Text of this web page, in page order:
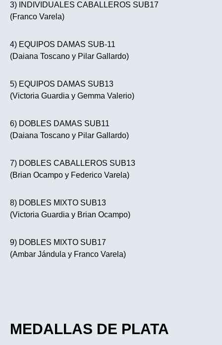
3) INDIVIDUALES CABALLEROS SUB17
(Franco Varela)
4) EQUIPOS DAMAS SUB-11
(Daiana Toscano y Pilar Gallardo)
5) EQUIPOS DAMAS SUB13
(Victoria Guardia y Gemma Valerio)
6) DOBLES DAMAS SUB11
(Daiana Toscano y Pilar Gallardo)
7) DOBLES CABALLEROS SUB13
(Brian Ocampo y Federico Varela)
8) DOBLES MIXTO SUB13
(Victoria Guardia y Brian Ocampo)
9) DOBLES MIXTO SUB17
(Ambar Jándula y Franco Varela)
MEDALLAS DE PLATA